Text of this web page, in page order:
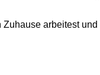
Zuhause arbeitest